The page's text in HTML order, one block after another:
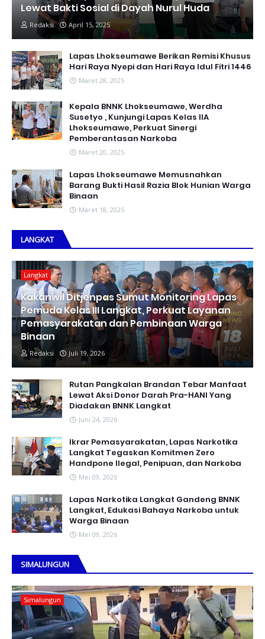
Lewat Bakti Sosial di Dayah Nurul Huda
Redaksi April 15, 2025
Lapas Lhokseumawe Berikan Remisi Khusus
Hari Raya Nyepi dan Hari Raya Idul Fitri 1446
Maret 28, 2025
Kepala BNNK Lhokseumawe, Werdha
Susetyo , Kunjungi Lapas Kelas IIA
Lhokseumawe, Perkuat Sinergi
Pemberantasan Narkoba
Maret 20, 2025
Lapas Lhokseumawe Memusnahkan
Barang Bukti Hasil Razia Blok Hunian Warga
Binaan
Maret 18, 2025
LANGKAT
Langkat
Kakanwil Ditjenpas Sumut Monitoring Lapas
Pemuda Kelas III Langkat, Perkuat Layanan
Pemasyarakatan dan Pembinaan Warga
Binaan
Redaksi Juli 19, 2026
Rutan Pangkalan Brandan Tebar Manfaat
Lewat Aksi Donor Darah Pra-HANI Yang
Diadakan BNNK Langkat
Juni 24, 2026
Ikrar Pemasyarakatan, Lapas Narkotika
Langkat Tegaskan Komitmen Zero
Handpone llegal, Penipuan, dan Narkoba
Mei 09, 2026
Lapas Narkotika Langkat Gandeng BNNK
Langkat, Edukasi Bahaya Narkoba untuk
Warga Binaan
Mei 09, 2026
SIMALUNGUN
Simalungun